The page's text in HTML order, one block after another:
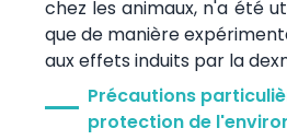
chez les animaux, n'a été
que de manière
aux effets induits par la
Précautions
protection de